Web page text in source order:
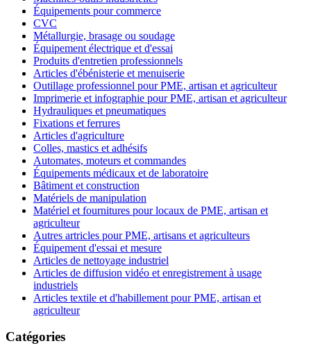
Équipements pour commerce
CVC
Métallurgie, brasage ou soudage
Équipement électrique et d'essai
Produits d'entretien professionnels
Articles d'ébénisterie et menuiserie
Outillage professionnel pour PME, artisan et agriculteur
Imprimerie et infographie pour PME, artisan et agriculteur
Hydrauliques et pneumatiques
Fixations et ferrures
Articles d'agriculture
Colles, mastics et adhésifs
Automates, moteurs et commandes
Équipements médicaux et de laboratoire
Bâtiment et construction
Matériels de manipulation
Matériel et fournitures pour locaux de PME, artisan et
agriculteur
Autres artricles pour PME, artisans et agriculteurs
Équipement d'essai et mesure
Articles de nettoyage industriel
Articles de diffusion vidéo et enregistrement à usage
industriels
Articles textile et d'habillement pour PME, artisan et
agriculteur
Catégories